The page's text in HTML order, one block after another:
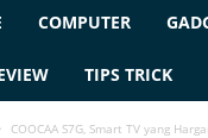
COMPUTER
TIPS TRICK
COOCAA S7G, Smart TV yang